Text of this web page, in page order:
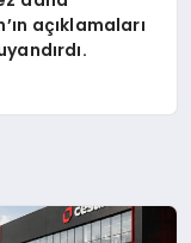
açıklamaları